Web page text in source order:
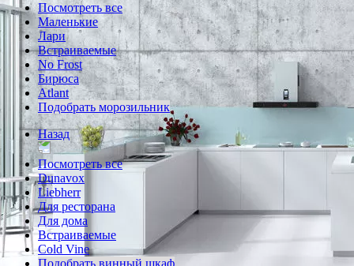
Посмотреть все
Маленькие
Лари
Встраиваемые
No Frost
Бирюса
Atlant
Подобрать морозильник
Назад
Посмотреть все
Dunavox
Liebherr
Для ресторана
Для дома
Встраиваемые
Cold Vine
Подобрать винный шкаф